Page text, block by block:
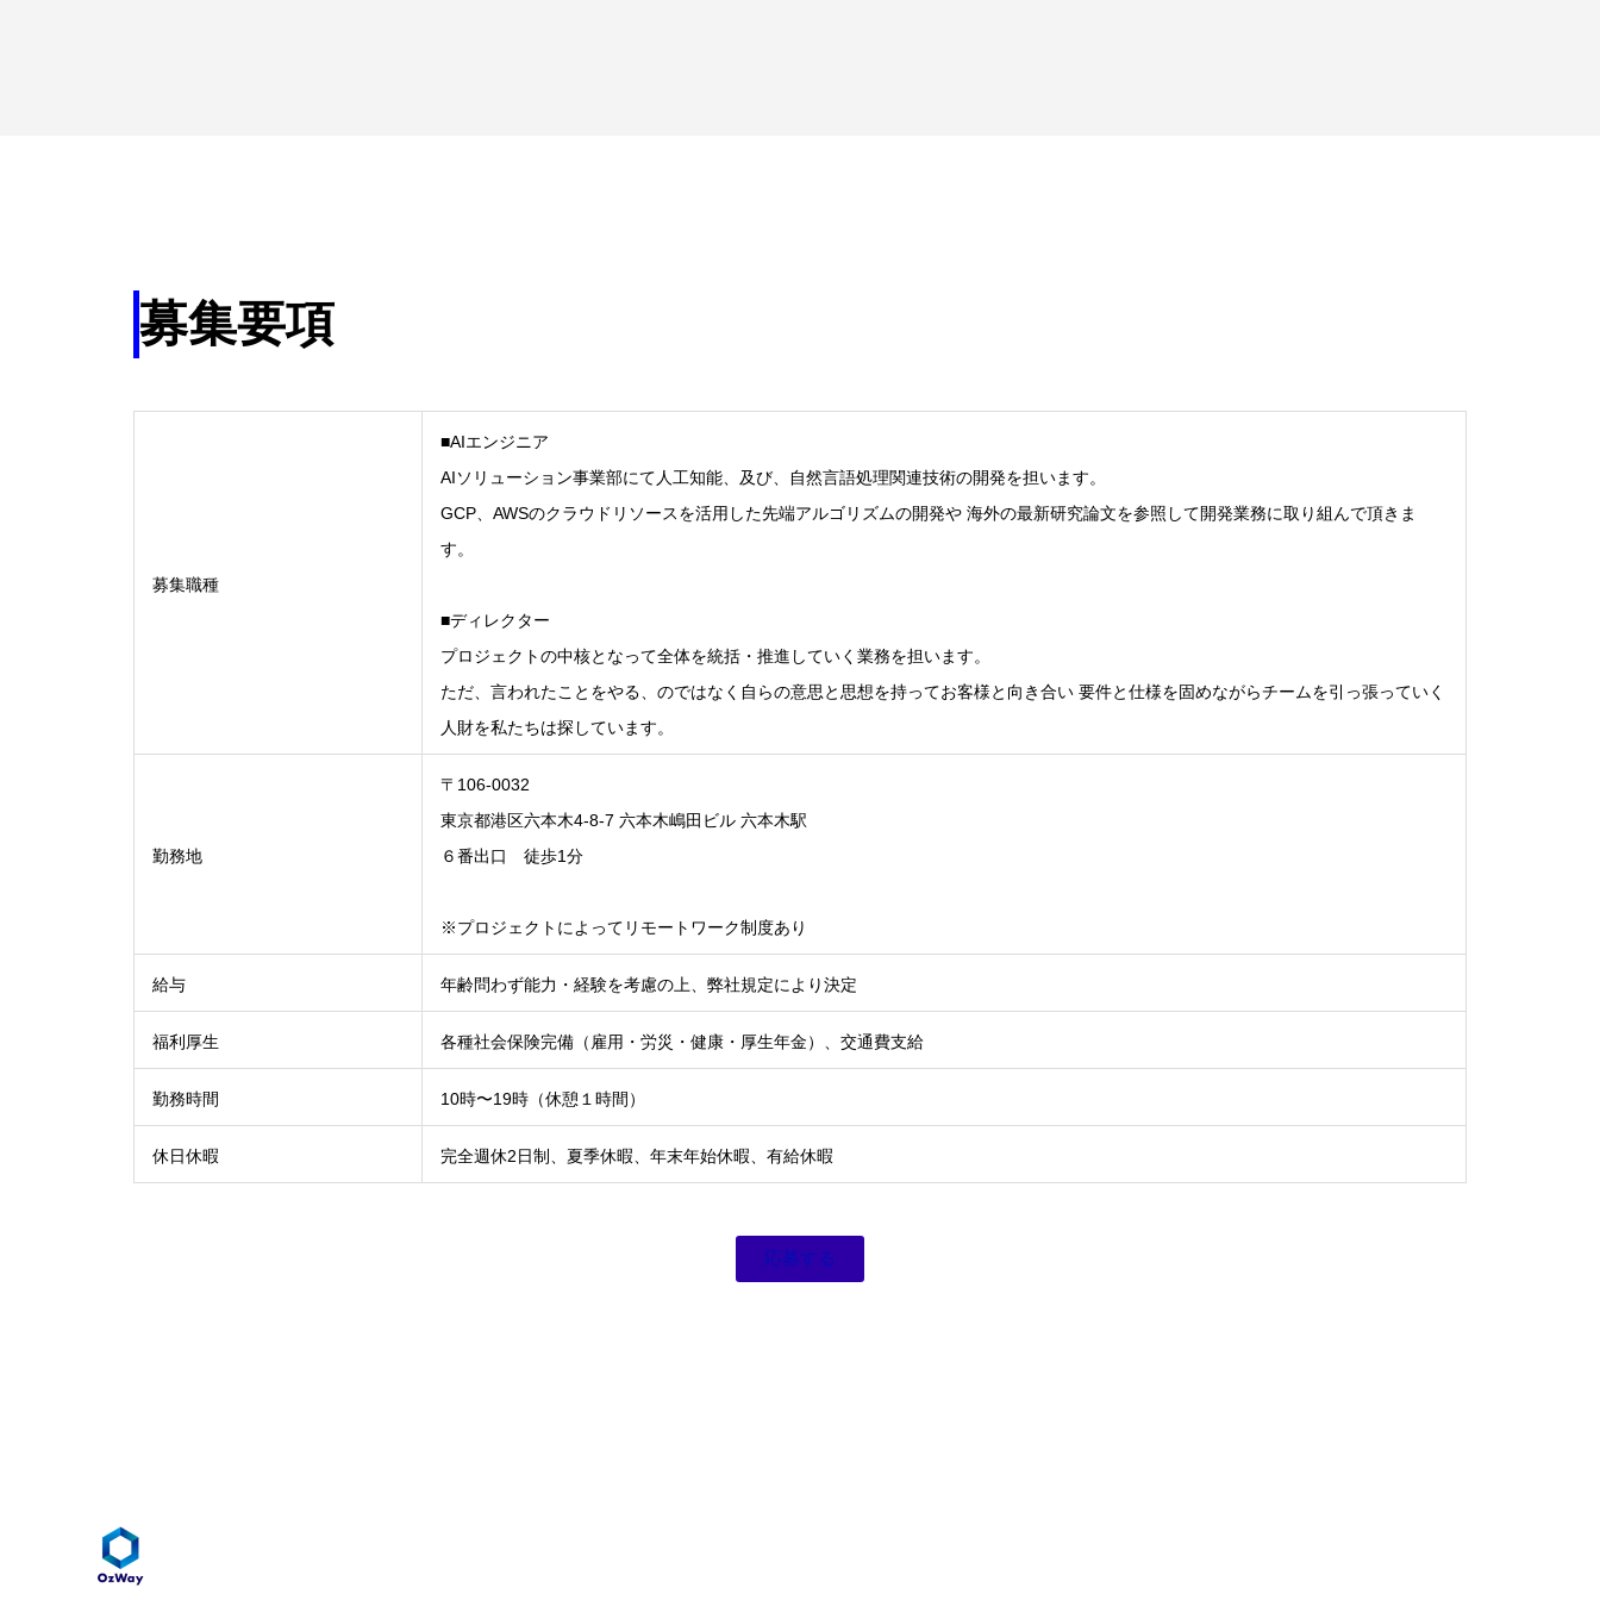
募集要項
募集職種
■AIエンジニア
AIソリューション事業部にて人工知能、及び、自然言語処理関連技術の開発を担います。
GCP、AWSのクラウドリソースを活用した先端アルゴリズムの開発や 海外の最新研究論文を参照して開発業務に取り組んで頂きま
す。
■ディレクター
プロジェクトの中核となって全体を統括・推進していく業務を担います。
ただ、言われたことをやる、のではなく自らの意思と思想を持ってお客様と向き合い 要件と仕様を固めながらチームを引っ張っていく
人財を私たちは探しています。
勤務地
〒106-0032
東京都港区六本木4-8-7 六本木嶋田ビル 六本木駅
６番出口 徒歩1分
※プロジェクトによってリモートワーク制度あり
給与 年齢問わず能力・経験を考慮の上、弊社規定により決定
福利厚生 各種社会保険完備（雇用・労災・健康・厚生年金）、交通費支給
勤務時間 10時〜19時（休憩１時間）
休日休暇 完全週休2日制、夏季休暇、年末年始休暇、有給休暇
応募する